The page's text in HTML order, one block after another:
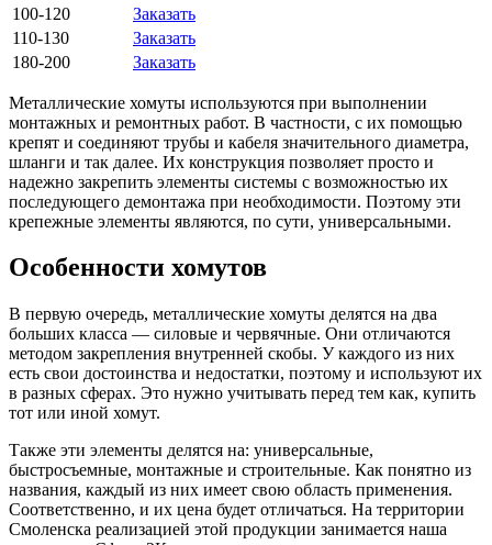
100-120
Заказать
110-130
Заказать
180-200
Заказать
Металлические хомуты используются при выполнении
монтажных и ремонтных работ. В частности, с их помощью
крепят и соединяют трубы и кабеля значительного диаметра,
шланги и так далее. Их конструкция позволяет просто и
надежно закрепить элементы системы с возможностью их
последующего демонтажа при необходимости. Поэтому эти
крепежные элементы являются, по сути, универсальными.
Особенности хомутов
В первую очередь, металлические хомуты делятся на два
больших класса — силовые и червячные. Они отличаются
методом закрепления внутренней скобы. У каждого из них
есть свои достоинства и недостатки, поэтому и используют их
в разных сферах. Это нужно учитывать перед тем как, купить
тот или иной хомут.
Также эти элементы делятся на: универсальные,
быстросъемные, монтажные и строительные. Как понятно из
названия, каждый из них имеет свою область применения.
Соответственно, и их цена будет отличаться. На территории
Смоленска реализацией этой продукции занимается наша